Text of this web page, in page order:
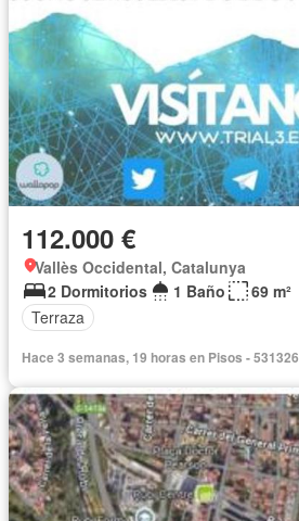
112.000 €
Vallès Occidental, Catalunya
2 Dormitorios
1 Baño
69 m²
Terraza
Hace 3 semanas, 19 horas en Pisos - 531326